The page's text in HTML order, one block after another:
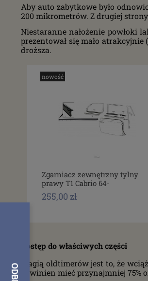
Aby auto zabytkowe było
200 mikrometrów. Z drugiej
Niestaranne nałożenie powłoki
prezentował się mało
droższa.
Zgarniacz zewnętrzny tylny
prawy T1 Cabrio 64-
255,00 zł
nowość
Dostęp do właściwych części
Magią oldtimerów jest to, że
powinien mieć przynajmniej 75%